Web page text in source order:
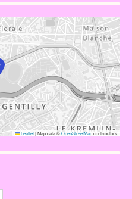
Leaflet|Map data ©OpenStreetMapcontributors